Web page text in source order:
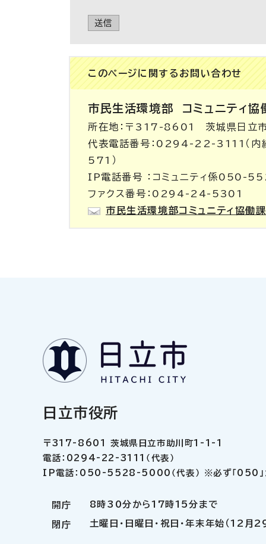
送信
このページに関する お問い合わせ
市民生活環境部 コミュニティ協
所在地：〒317-8601 茨城県日立
代表電話番号：0294-22-3111（内
571）
IP電話番号 ：コミュニティ係
ファクス番号：0294-24-5301
市民生活環境部コミュニティ協働
日立市役所
〒317-8601 茨城県日立市助川町1-1-1
電話：0294-22-3111（代表）
IP電話：050-5528-5000（代表） ※必ず「050」か
開庁 8時30分から17時15分まで
閉庁 土曜日・日曜日・祝日・年末年始（12